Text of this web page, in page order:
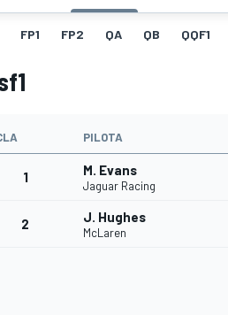
FP1 FP2 QA QB QQF1
PILOTA
1 M. Evans
Jaguar Racing
2 J. Hughes
McLaren